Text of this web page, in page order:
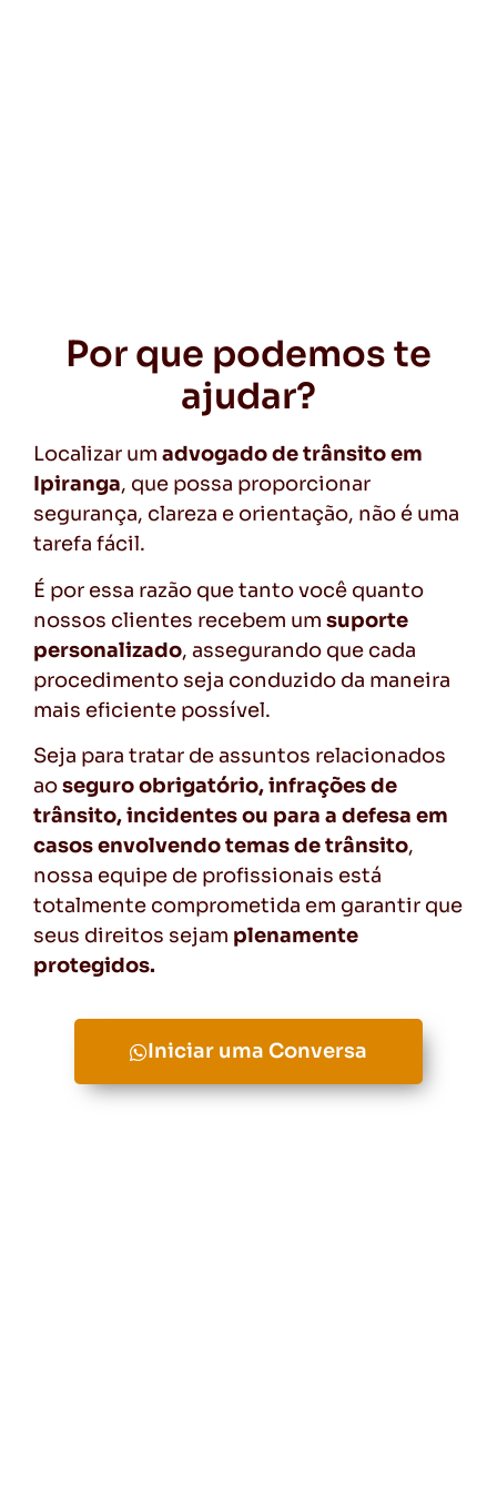
Por que podemos te
ajudar?
Localizar um advogado de trânsito em
Ipiranga, que possa proporcionar
segurança, clareza e orientação, não é uma
tarefa fácil.
É por essa razão que tanto você quanto
nossos clientes recebem um suporte
personalizado, assegurando que cada
procedimento seja conduzido da maneira
mais eficiente possível.
Seja para tratar de assuntos relacionados
aoseguro obrigatório, infrações de
trânsito, incidentes ou para a defesa em
casos envolvendo temas de trânsito,
nossa equipe de profissionais está
totalmente comprometida em garantir que
seus direitos sejam plenamente
protegidos.
Iniciar uma Conversa